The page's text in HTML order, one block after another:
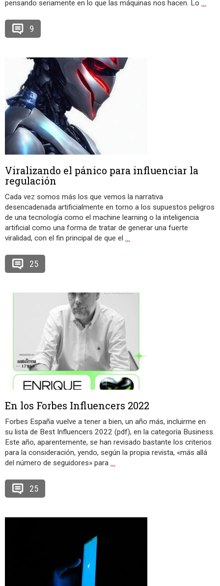
pensando seriamente en lo que las máquinas nos hacen. Lo …
9
Viralizando el pánico para influenciar la
regulación
Cada vez somos más los que vemos la narrativa
desencadenada artificialmente en torno a los supuestos peligros
de una tecnología como el machine learning o la inteligencia
artificial como una forma de tratar de generar una fuerte
viralidad, con el fin principal de que el …
25
En los Forbes Influencers 2022
Forbes España vuelve a tener a bien, un año más, incluirme en
su lista de Best Influencers 2022 (pdf), en la categoría Business.
Este año, aparentemente, se han revisado bastante los criterios
para la consideración, yendo, según la propia revista, «más allá
del número de seguidores» para …
25